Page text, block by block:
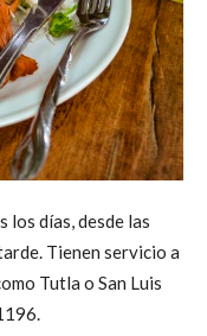
los días, desde las
Tienen servicio a
Tutla o San Luis